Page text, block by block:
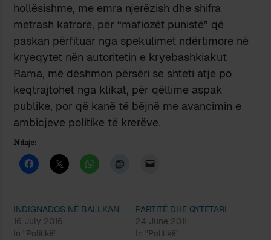
hollësishme, me emra njerëzish dhe shifra
metrash katrorë, për “mafiozët punistë” që
paskan përfituar nga spekulimet ndërtimore në
kryeqytet nën autoritetin e kryebashkiakut
Rama, më dëshmon përsëri se shteti atje po
keqtrajtohet nga klikat, për qëllime aspak
publike, por që kanë të bëjnë me avancimin e
ambicjeve politike të krerëve.
Ndaje:
INDIGNADOS NË BALLKAN
16 July 2016
In "Politikë"
PARTITË DHE QYTETARI
24 June 2011
In "Politikë"